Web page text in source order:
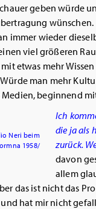
geben würde
immer wieder
viel größeren
etwas mehr
man mehr
beginnend
Neri beim
1958/
Ich
die ja als
zurück.
davon
allem
das ist nicht das
hat mir nicht